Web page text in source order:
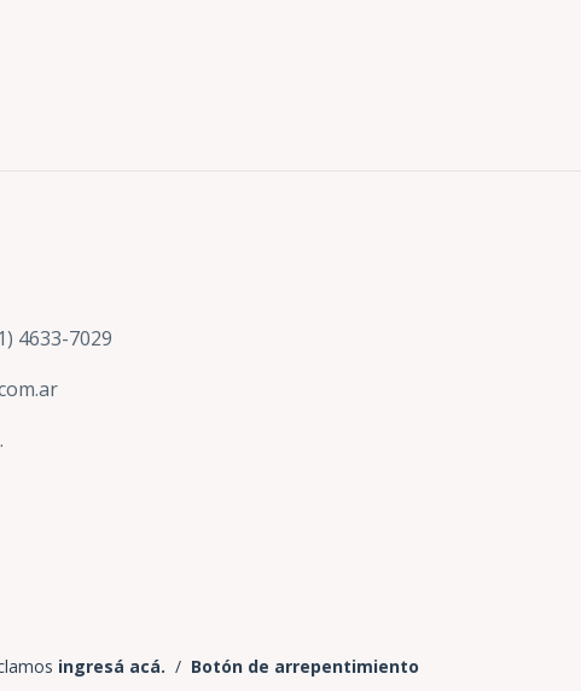
4633-7029
ingresá acá. / Botón de arrepentimiento